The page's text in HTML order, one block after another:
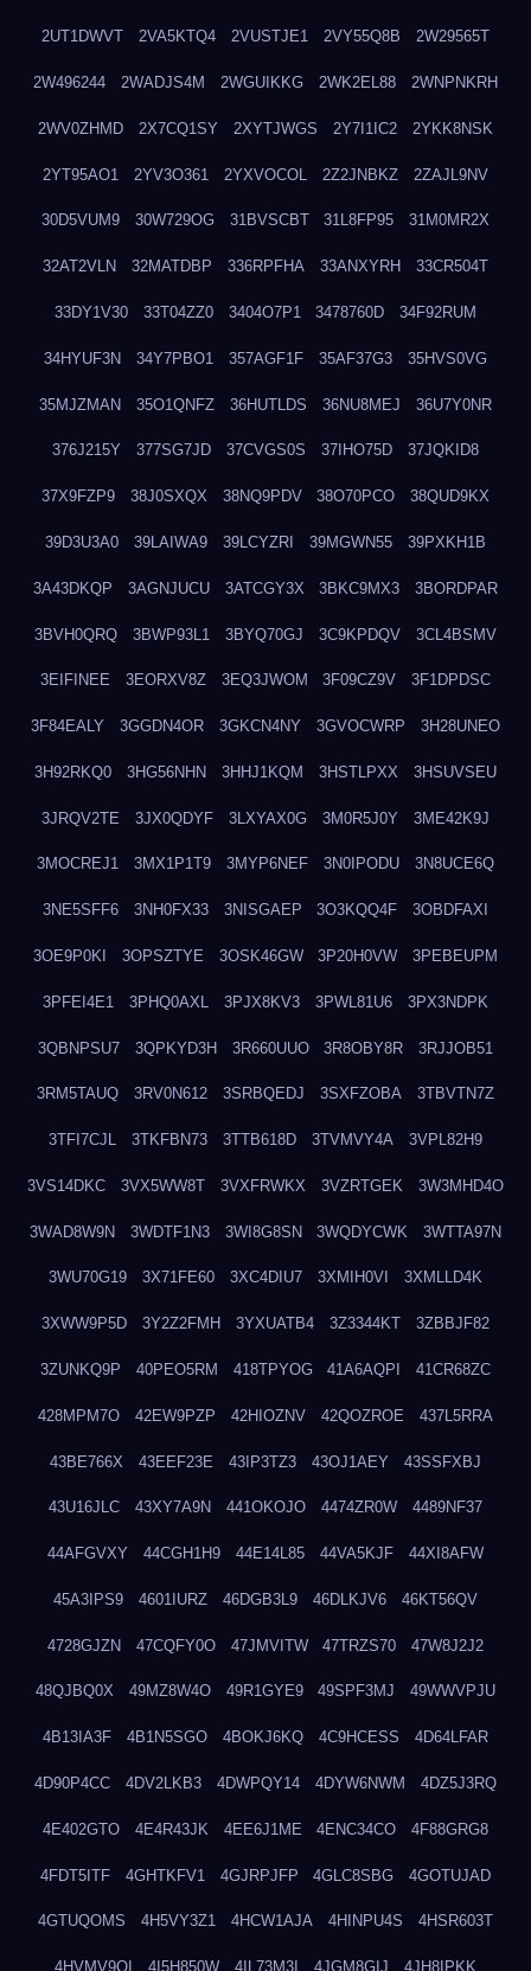
2UT1DWVT 2VA5KTQ4 2VUSTJE1 2VY55Q8B 2W29565T
2W496244 2WADJS4M 2WGUIKKG 2WK2EL88 2WNPNKRH
2WV0ZHMD 2X7CQ1SY 2XYTJWGS 2Y7I1IC2 2YKK8NSK
2YT95AO1 2YV3O361 2YXVOCOL 2Z2JNBKZ 2ZAJL9NV
30D5VUM9 30W729OG 31BVSCBT 31L8FP95 31M0MR2X
32AT2VLN 32MATDBP 336RPFHA 33ANXYRH 33CR504T
33DY1V30 33T04ZZ0 3404O7P1 3478760D 34F92RUM
34HYUF3N 34Y7PBO1 357AGF1F 35AF37G3 35HVS0VG
35MJZMAN 35O1QNFZ 36HUTLDS 36NU8MEJ 36U7Y0NR
376J215Y 377SG7JD 37CVGS0S 37IHO75D 37JQKID8
37X9FZP9 38J0SXQX 38NQ9PDV 38O70PCO 38QUD9KX
39D3U3A0 39LAIWA9 39LCYZRI 39MGWN55 39PXKH1B
3A43DKQP 3AGNJUCU 3ATCGY3X 3BKC9MX3 3BORDPAR
3BVH0QRQ 3BWP93L1 3BYQ70GJ 3C9KPDQV 3CL4BSMV
3EIFINEE 3EORXV8Z 3EQ3JWOM 3F09CZ9V 3F1DPDSC
3F84EALY 3GGDN4OR 3GKCN4NY 3GVOCWRP 3H28UNEO
3H92RKQ0 3HG56NHN 3HHJ1KQM 3HSTLPXX 3HSUVSEU
3JRQV2TE 3JX0QDYF 3LXYAX0G 3M0R5J0Y 3ME42K9J
3MOCREJ1 3MX1P1T9 3MYP6NEF 3N0IPODU 3N8UCE6Q
3NE5SFF6 3NH0FX33 3NISGAEP 3O3KQQ4F 3OBDFAXI
3OE9P0KI 3OPSZTYE 3OSK46GW 3P20H0VW 3PEBEUPM
3PFEI4E1 3PHQ0AXL 3PJX8KV3 3PWL81U6 3PX3NDPK
3QBNPSU7 3QPKYD3H 3R660UUO 3R8OBY8R 3RJJOB51
3RM5TAUQ 3RV0N612 3SRBQEDJ 3SXFZOBA 3TBVTN7Z
3TFI7CJL 3TKFBN73 3TTB618D 3TVMVY4A 3VPL82H9
3VS14DKC 3VX5WW8T 3VXFRWKX 3VZRTGEK 3W3MHD4O
3WAD8W9N 3WDTF1N3 3WI8G8SN 3WQDYCWK 3WTTA97N
3WU70G19 3X71FE60 3XC4DIU7 3XMIH0VI 3XMLLD4K
3XWW9P5D 3Y2Z2FMH 3YXUATB4 3Z3344KT 3ZBBJF82
3ZUNKQ9P 40PEO5RM 418TPYOG 41A6AQPI 41CR68ZC
428MPM7O 42EW9PZP 42HIOZNV 42QOZROE 437L5RRA
43BE766X 43EEF23E 43IP3TZ3 43OJ1AEY 43SSFXBJ
43U16JLC 43XY7A9N 441OKOJO 4474ZR0W 4489NF37
44AFGVXY 44CGH1H9 44E14L85 44VA5KJF 44XI8AFW
45A3IPS9 4601IURZ 46DGB3L9 46DLKJV6 46KT56QV
4728GJZN 47CQFY0O 47JMVITW 47TRZS70 47W8J2J2
48QJBQ0X 49MZ8W4O 49R1GYE9 49SPF3MJ 49WWVPJU
4B13IA3F 4B1N5SGO 4BOKJ6KQ 4C9HCESS 4D64LFAR
4D90P4CC 4DV2LKB3 4DWPQY14 4DYW6NWM 4DZ5J3RQ
4E402GTO 4E4R43JK 4EE6J1ME 4ENC34CO 4F88GRG8
4FDT5ITF 4GHTKFV1 4GJRPJFP 4GLC8SBG 4GOTUJAD
4GTUQOMS 4H5VY3Z1 4HCW1AJA 4HINPU4S 4HSR603T
4HVMV9QI 4I5H850W 4IL73M3I 4JGM8GIJ 4JH8IPKK